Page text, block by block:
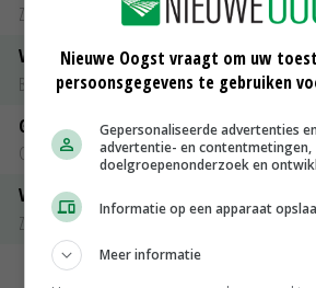
Zuivel NL
Vleeskuikens 2001-2600 gr
Barneveld
Gerst
Groningen
Volle melkpoeder
Zuivel NL
Nieuwe Oogst vraagt om uw
persoonsgegevens te gebruiken
Gepersonaliseerde advertenties
advertentie- en contentmetingen,
doelgroepenonderzoek en
Informatie op een apparaat
Meer informatie